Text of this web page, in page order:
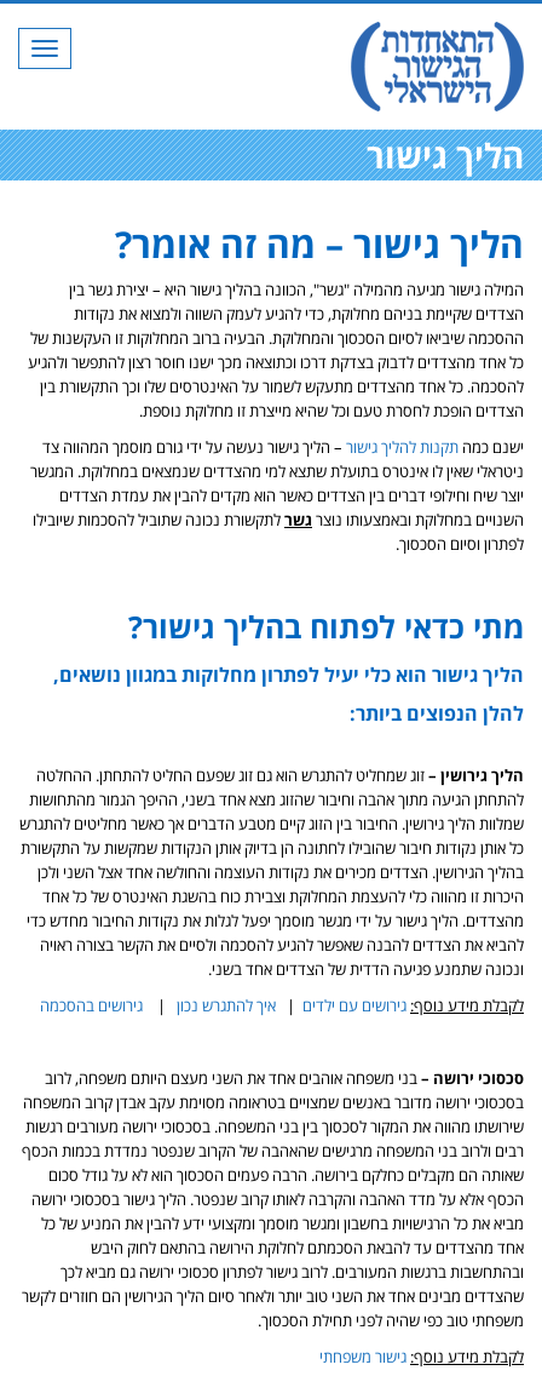
תפריט
הליך גישור
הליך גישור – מה זה אומר?
המילה גישור מגיעה מהמילה "גשר", הכוונה בהליך גישור היא – יצירת גשר בין
הצדדים שקיימת בניהם מחלוקת, כדי להגיע לעמק השווה ולמצוא את נקודות
ההסכמה שיביאו לסיום הסכסוך והמחלוקת. הבעיה ברוב המחלוקות זו העקשנות של
כל אחד מהצדדים לדבוק בצדקת דרכו וכתוצאה מכך ישנו חוסר רצון להתפשר ולהגיע
להסכמה. כל אחד מהצדדים מתעקש לשמור על האינטרסים שלו וכך התקשורת בין
הצדדים הופכת לחסרת טעם וכל שהיא מייצרת זו מחלוקת נוספת.
ישנם כמה תקנות להליך גישור – הליך גישור נעשה על ידי גורם מוסמך המהווה צד
ניטראלי שאין לו אינטרס בתועלת שתצא למי מהצדדים שנמצאים במחלוקת. המגשר
יוצר שיח וחילופי דברים בין הצדדים כאשר הוא מקדים להבין את עמדת הצדדים
השנויים במחלוקת ובאמצעותו נוצר גשרלתקשורת נכונה שתוביל להסכמות שיובילו
לפתרון וסיום הסכסוך.
מתי כדאי לפתוח בהליך גישור?
הליך גישור הוא כלי יעיל לפתרון מחלוקות במגוון נושאים,
להלן הנפוצים ביותר:
הליך גירושין –זוג שמחליט להתגרש הוא גם זוג שפעם החליט להתחתן. ההחלטה
להתחתן הגיעה מתוך אהבה וחיבור שהזוג מצא אחד בשני, ההיפך הגמור מהתחושות
שמלוות הליך גירושין. החיבור בין הזוג קיים מטבע הדברים אך כאשר מחליטים להתגרש
כל אותן נקודות חיבור שהובילו לחתונה הן בדיוק אותן הנקודות שמקשות על התקשורת
בהליך הגירושין. הצדדים מכירים את נקודות העוצמה והחולשה אחד אצל השני ולכן
היכרות זו מהווה כלי להעצמת המחלוקת וצבירת כוח בהשגת האינטרס של כל אחד
מהצדדים. הליך גישור על ידי מגשר מוסמך יפעל לגלות את נקודות החיבור מחדש כדי
להביא את הצדדים להבנה שאפשר להגיע להסכמה ולסיים את הקשר בצורה ראויה
ונכונה שתמנע פגיעה הדדית של הצדדים אחד בשני.
לקבלת מידע נוסף: גירושים עם ילדים | איך להתגרש נכון | גירושים בהסכמה
סכסוכי ירושה –בני משפחה אוהבים אחד את השני מעצם היותם משפחה, לרוב
בסכסוכי ירושה מדובר באנשים שמצויים בטראומה מסוימת עקב אבדן קרוב המשפחה
שירושתו מהווה את המקור לסכסוך בין בני המשפחה. בסכסוכי ירושה מעורבים רגשות
רבים ולרוב בני המשפחה מרגישים שהאהבה של הקרוב שנפטר נמדדת בכמות הכסף
שאותה הם מקבלים כחלקם בירושה. הרבה פעמים הסכסוך הוא לא על גודל סכום
הכסף אלא על מדד האהבה והקרבה לאותו קרוב שנפטר. הליך גישור בסכסוכי ירושה
מביא את כל הרגישויות בחשבון ומגשר מוסמך ומקצועי ידע להבין את המניע של כל
אחד מהצדדים עד להבאת הסכמתם לחלוקת הירושה בהתאם לחוק היבש
ובהתחשבות ברגשות המעורבים. לרוב גישור לפתרון סכסוכי ירושה גם מביא לכך
שהצדדים מבינים אחד את השני טוב יותר ולאחר סיום הליך הגירושין הם חוזרים לקשר
משפחתי טוב כפי שהיה לפני תחילת הסכסוך.
לקבלת מידע נוסף: גישור משפחתי